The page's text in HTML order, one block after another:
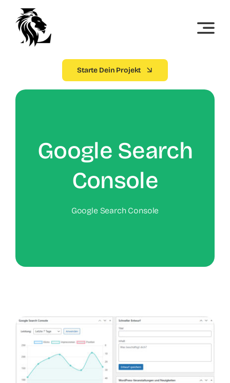
content
Starte Dein Projekt
Google Search
Console
Google Search Console